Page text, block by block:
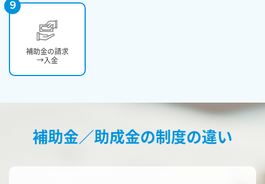
9
補助金の請求
→入金
補助金／助成金の制度の違い